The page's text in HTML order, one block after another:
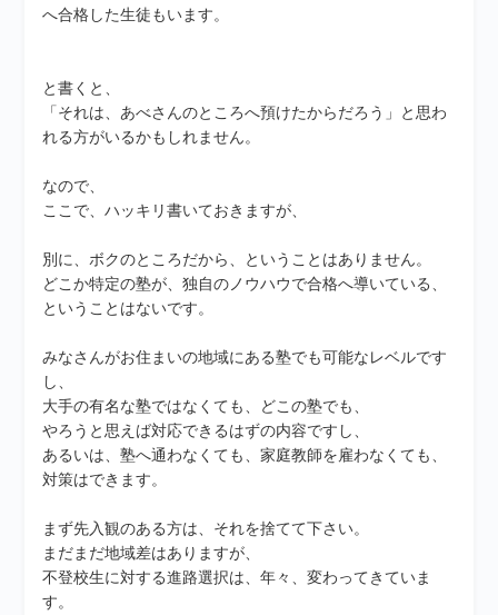
へ合格した生徒もいます。
と書くと、
「それは、あべさんのところへ預けたからだろう」と思わ
れる方がいるかもしれません。
なので、
ここで、ハッキリ書いておきますが、
別に、ボクのところだから、ということはありません。
どこか特定の塾が、独自のノウハウで合格へ導いている、
ということはないです。
みなさんがお住まいの地域にある塾でも可能なレベルです
し、
大手の有名な塾ではなくても、どこの塾でも、
やろうと思えば対応できるはずの内容ですし、
あるいは、塾へ通わなくても、家庭教師を雇わなくても、
対策はできます。
まず先入観のある方は、それを捨てて下さい。
まだまだ地域差はありますが、
不登校生に対する進路選択は、年々、変わってきていま
す。